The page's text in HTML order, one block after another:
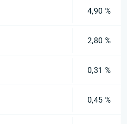
4,90 %
2,80 %
0,31 %
0,45 %